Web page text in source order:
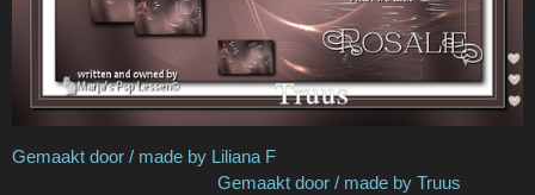
Gemaakt door / made by Liliana F
Gemaakt door / made by Truus